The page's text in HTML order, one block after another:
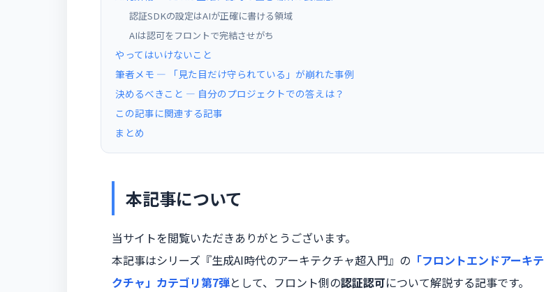
認証SDKの設定はAIが正確に書ける領域
AIは認可をフロントで完結させがち
やってはいけないこと
筆者メモ ― 「見た目だけ守られている」が崩れた事例
決めるべきこと — 自分のプロジェクトでの答えは？
この記事に関連する記事
まとめ
本記事について
当サイトを閲覧いただきありがとうございます。
本記事はシリーズ『生成AI時代のアーキテクチャ超入門』の 「フロントエンドアーキテ
クチャ」カテゴリ第7弾として、フロント側の認証認可について解説する記事です。